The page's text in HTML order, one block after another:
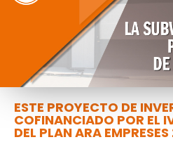
ESTE PROYECTO DE
COFINANCIADO POR EL
DEL PLAN ARA